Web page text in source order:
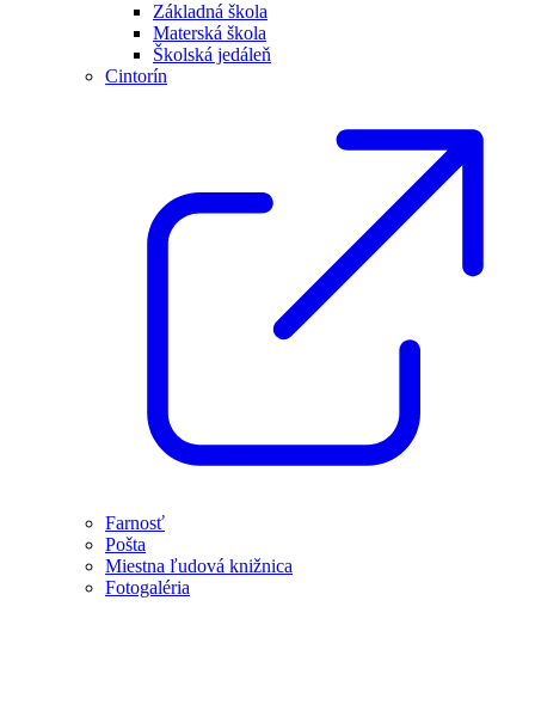
Základná škola
Materská škola
Školská jedáleň
Cintorín
Farnosť
Pošta
Miestna ľudová knižnica
Fotogaléria